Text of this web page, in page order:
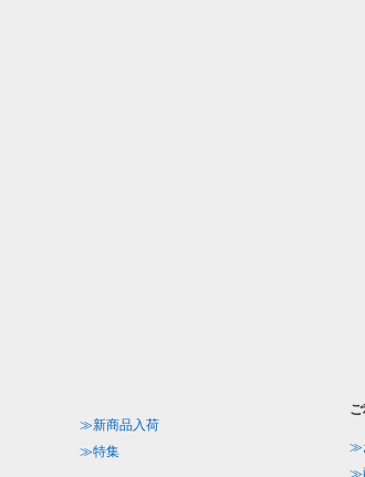
≫新商品入荷
≫特集
≫
≫